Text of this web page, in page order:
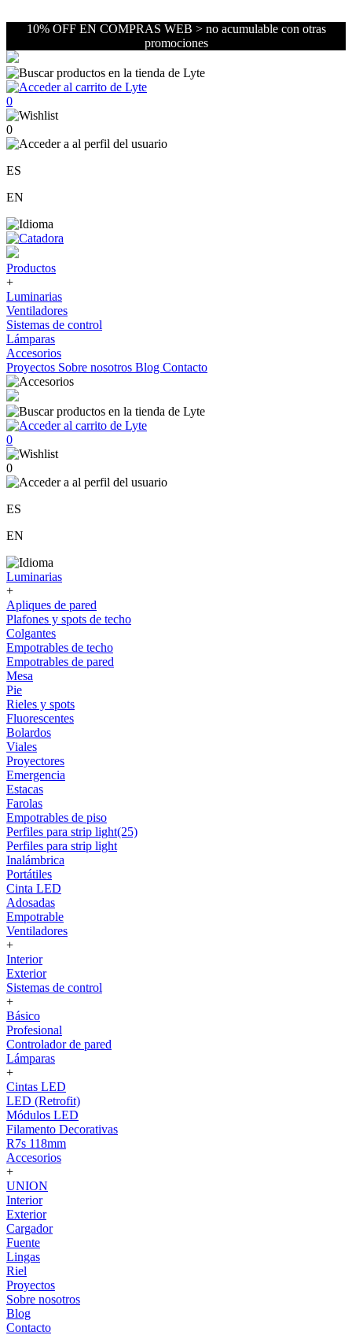
10% OFF EN COMPRAS WEB > no acumulable con otras
promociones
0
0
ES
EN
Productos
+
Luminarias
Ventiladores
Sistemas de control
Lámparas
Accesorios
Proyectos Sobre nosotros Blog Contacto
0
0
ES
EN
Luminarias
+
Apliques de pared
Plafones y spots de techo
Colgantes
Empotrables de techo
Empotrables de pared
Mesa
Pie
Rieles y spots
Fluorescentes
Bolardos
Viales
Proyectores
Emergencia
Estacas
Farolas
Empotrables de piso
Perfiles para strip light(25)
Perfiles para strip light
Inalámbrica
Portátiles
Cinta LED
Adosadas
Empotrable
Ventiladores
+
Interior
Exterior
Sistemas de control
+
Básico
Profesional
Controlador de pared
Lámparas
+
Cintas LED
LED (Retrofit)
Módulos LED
Filamento Decorativas
R7s 118mm
Accesorios
+
UNION
Interior
Exterior
Cargador
Fuente
Lingas
Riel
Proyectos
Sobre nosotros
Blog
Contacto